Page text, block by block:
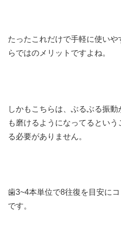
たったこれだけで手軽に使い
らではのメリットですよね。
しかもこちらは、ぶるぶる振
も磨けるようになってるとい
る必要がありません。
歯3~4本単位で8往復を目安に
です。